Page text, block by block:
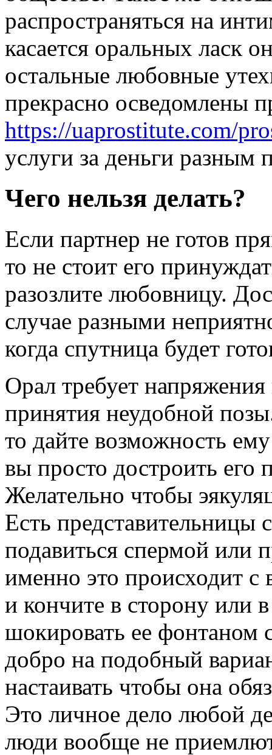
распространяться на
касается оральных ласк
остальные любовные
прекрасно осведомлены
https://uaprostitute.com/
услуги за деньги разным
Чего нельзя делать?
Если партнер не готов
то не стоит его
разозлите любовницу.
случае разными
когда спутница будет
Орал требует
принятия неудобной
то дайте возможность
вы просто достроить его
Желательно чтобы
Есть представительницы
подавиться спермой или
именно это происходит с
и кончите в сторону или
шокировать ее фонтаном
добро на подобный
настаивать чтобы она
Это личное дело любой
люди вообще не